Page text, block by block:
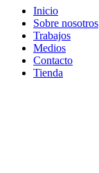
Inicio
Sobre nosotros
Trabajos
Medios
Contacto
Tienda